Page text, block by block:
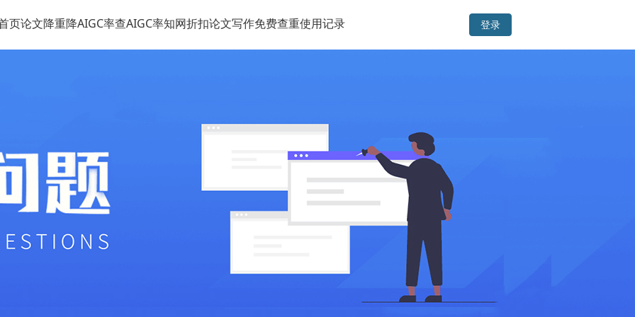
页论文降重降AIGC率查AIGC率知网折扣论文写作免费查重使用记录 登录